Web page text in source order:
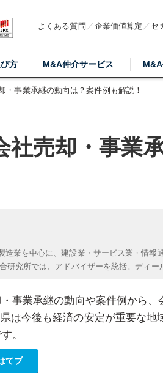
よくある質問 企業価値算定 セ
方 M&A仲介サービス
・事業承継の動向は？案件例も解説！
売却・事業
造業を中心に、建設業・サービス業・情報
研究所では、アドバイザーを統括。ディー
事業承継の動向や案件例から
は今後も経済の安定が重要な地
。
てブ